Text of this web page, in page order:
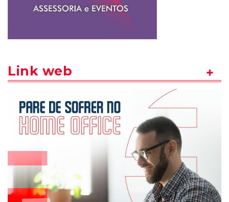
Link web